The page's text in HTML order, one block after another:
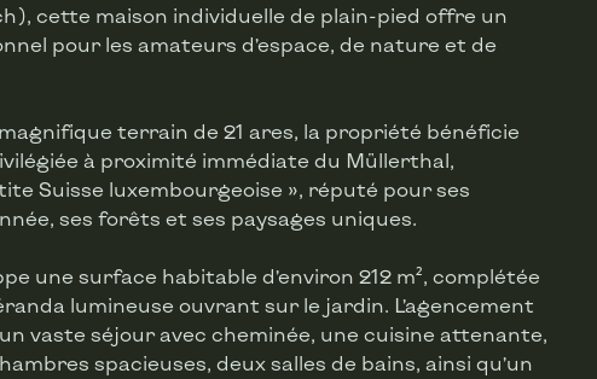
cette maison individuelle de plain-pied offre un
pour les amateurs d’espace, de nature et de
terrain de 21 ares, la propriété bénéficie
à proximité immédiate du Müllerthal,
Suisse luxembourgeoise », réputé pour ses
ses forêts et ses paysages uniques.
une surface habitable d’environ 212 m², complétée
lumineuse ouvrant sur le jardin. L’agencement
vaste séjour avec cheminée, une cuisine attenante,
spacieuses, deux salles de bains, ainsi qu’un